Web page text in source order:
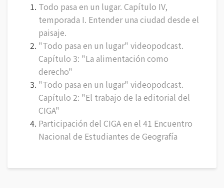
Todo pasa en un lugar. Capítulo IV,
temporada I. Entender una ciudad desde el
paisaje.
"Todo pasa en un lugar" videopodcast.
Capítulo 3: "La alimentación como
derecho"
"Todo pasa en un lugar" videopodcast.
Capítulo 2: "El trabajo de la editorial del
CIGA"
Participación del CIGA en el 41 Encuentro
Nacional de Estudiantes de Geografía